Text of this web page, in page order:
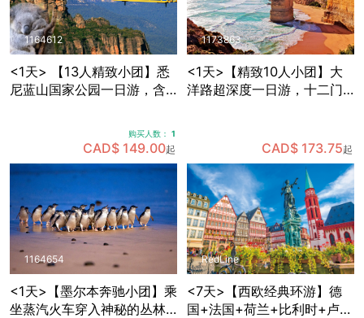
1164612
<1天> 【13人精致小团】悉
尼蓝山国家公园一日游，含
购买人数： 1
CAD$ 149.00起
1173863
<1天>【精致10人小团】大
洋路超深度一日游，十二门
CAD$ 173.75起
1164654
<1天>【墨尔本奔驰小团】乘
坐蒸汽火车穿入神秘的丛林
RedLine
<7天>【西欧经典环游】德
国+法国+荷兰+比利时+卢森